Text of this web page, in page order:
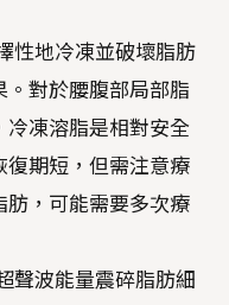
性地冷凍並破壞脂肪
對於腰腹部局部脂
冷凍溶脂是相對安全
復期短，但需注意療
肪，可能需要多次療
聲波能量震碎脂肪細